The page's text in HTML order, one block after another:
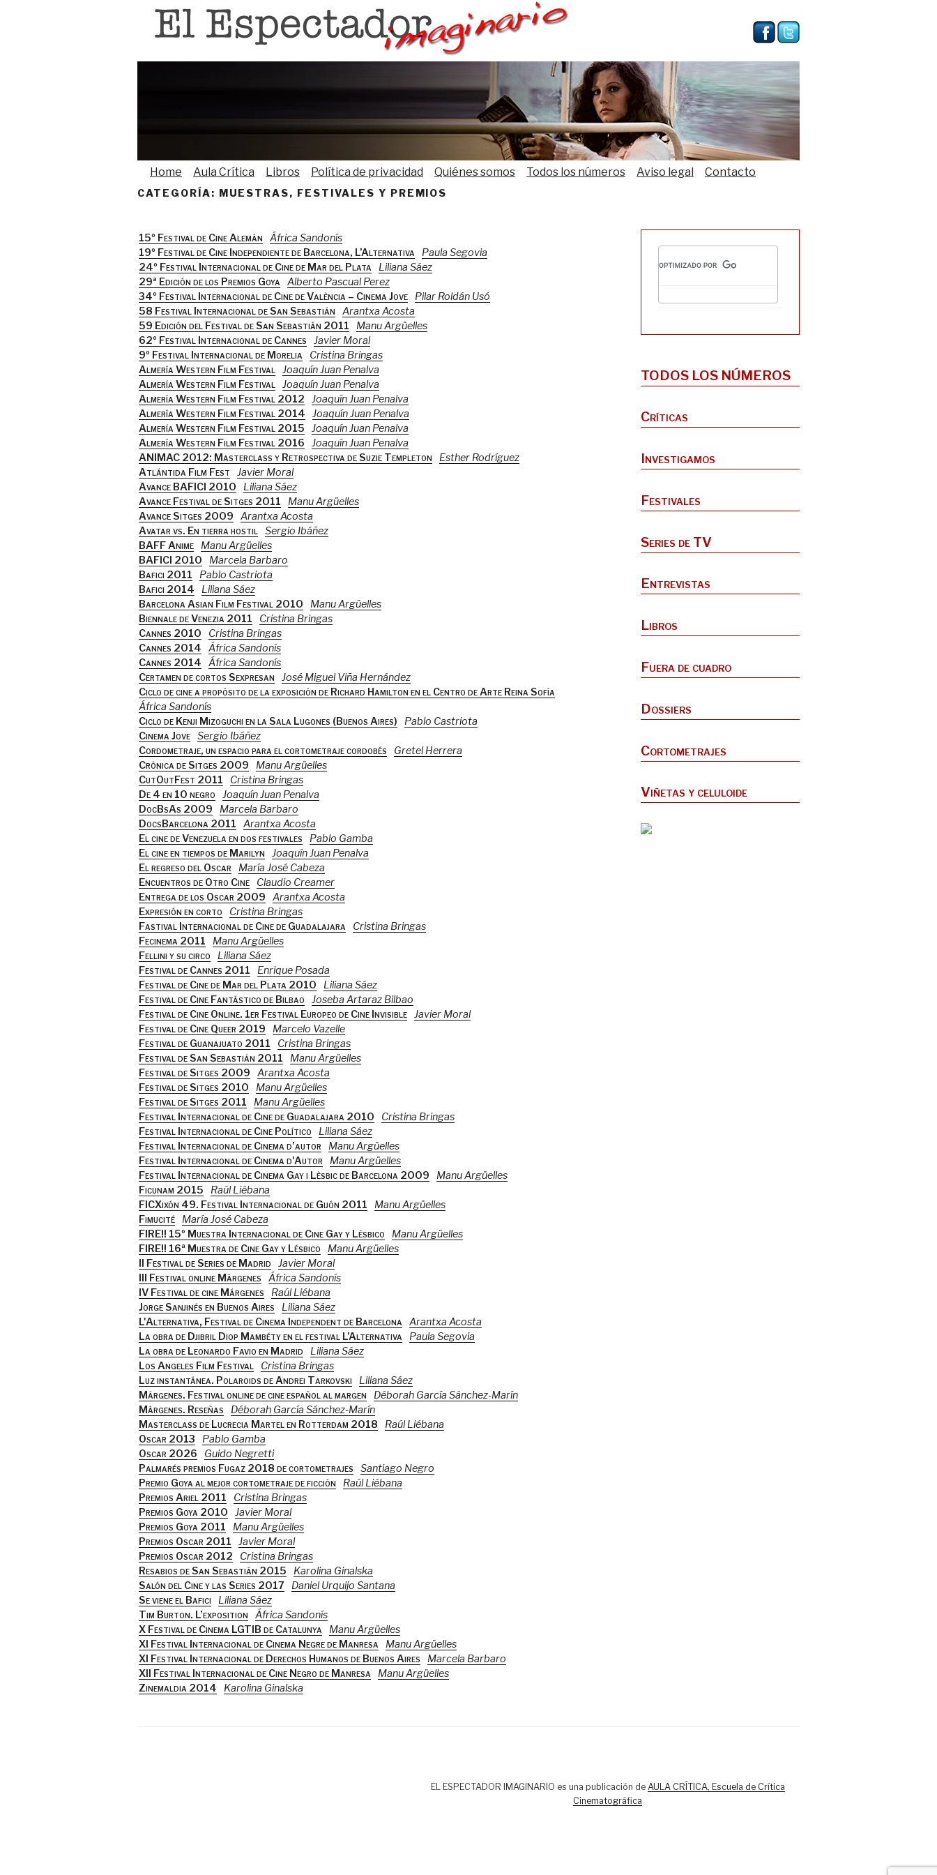
Home Aula Crítica Libros Política de privacidad Quiénes somos Todos los números Aviso legal Contacto
CATEGORÍA: MUESTRAS, FESTIVALES Y PREMIOS
15º Festival de Cine Alemán
África Sandonís
19º Festival de Cine Independiente de Barcelona, L’Alternativa
Paula Segovia
24º Festival Internacional de Cine de Mar del Plata
Liliana Sáez
29ª Edición de los Premios Goya
Alberto Pascual Perez
34º Festival Internacional de Cine de València – Cinema Jove
Pilar Roldán Usó
58 Festival Internacional de San Sebastián
Arantxa Acosta
59 Edición del Festival de San Sebastián 2011
Manu Argüelles
62º Festival Internacional de Cannes
Javier Moral
9º Festival Internacional de Morelia
Cristina Bringas
Almería Western Film Festival
Joaquín Juan Penalva
Almería Western Film Festival
Joaquín Juan Penalva
Almería Western Film Festival 2012
Joaquín Juan Penalva
Almería Western Film Festival 2014
Joaquín Juan Penalva
Almería Western Film Festival 2015
Joaquín Juan Penalva
Almería Western Film Festival 2016
Joaquín Juan Penalva
ANIMAC 2012: Masterclass y Retrospectiva de Suzie Templeton
Esther Rodríguez
Atlántida Film Fest
Javier Moral
Avance BAFICI 2010
Liliana Sáez
Avance Festival de Sitges 2011
Manu Argüelles
Avance Sitges 2009
Arantxa Acosta
Avatar vs. En tierra hostil Sergio Ibáñez
BAFF Anime
Manu Argüelles
BAFICI 2010
Marcela Barbaro
Bafici 2011
Pablo Castriota
Bafici 2014
Liliana Sáez
Barcelona Asian Film Festival 2010
Manu Argüelles
Biennale de Venezia 2011
Cristina Bringas
Cannes 2010
Cristina Bringas
Cannes 2014
África Sandonís
Cannes 2014
África Sandonís
Certamen de cortos Sexpresan
José Miguel Viña Hernández
Ciclo de cine a propósito de la exposición de Richard Hamilton en el Centro de Arte Reina Sofía
África Sandonís
Ciclo de Kenji Mizoguchi en la Sala Lugones (Buenos Aires)
Pablo Castriota
Cinema Jove Sergio Ibáñez
Cordometraje, un espacio para el cortometraje cordobés
Gretel Herrera
Crónica de Sitges 2009
Manu Argüelles
CutOutFest 2011
Cristina Bringas
De 4 en 10 negro
Joaquín Juan Penalva
DocBsAs 2009
Marcela Barbaro
DocsBarcelona 2011
Arantxa Acosta
El cine de Venezuela en dos festivales
Pablo Gamba
El cine en tiempos de Marilyn
Joaquín Juan Penalva
El regreso del Oscar
María José Cabeza
Encuentros de Otro Cine
Claudio Creamer
Entrega de los Oscar 2009
Arantxa Acosta
Expresión en corto
Cristina Bringas
Fastival Internacional de Cine de Guadalajara
Cristina Bringas
Fecinema 2011
Manu Argüelles
Fellini y su circo
Liliana Sáez
Festival de Cannes 2011
Enrique Posada
Festival de Cine de Mar del Plata 2010
Liliana Sáez
Festival de Cine Fantástico de Bilbao
Joseba Artaraz Bilbao
Festival de Cine Online. 1er Festival Europeo de Cine Invisible
Javier Moral
Festival de Cine Queer 2019
Marcelo Vazelle
Festival de Guanajuato 2011
Cristina Bringas
Festival de San Sebastián 2011
Manu Argüelles
Festival de Sitges 2009
Arantxa Acosta
Festival de Sitges 2010
Manu Argüelles
Festival de Sitges 2011
Manu Argüelles
Festival Internacional de Cine de Guadalajara 2010
Cristina Bringas
Festival Internacional de Cine Político
Liliana Sáez
Festival Internacional de Cinema d’autor
Manu Argüelles
Festival Internacional de Cinema d'Autor
Manu Argüelles
Festival Internacional de Cinema Gay i Lèsbic de Barcelona 2009
Manu Argüelles
Ficunam 2015
Raúl Liébana
FICXixón 49. Festival Internacional de Gijón 2011
Manu Argüelles
Fimucité
María José Cabeza
FIRE!! 15º Muestra Internacional de Cine Gay y Lésbico
Manu Argüelles
FIRE!! 16ª Muestra de Cine Gay y Lésbico
Manu Argüelles
II Festival de Series de Madrid
Javier Moral
III Festival online Márgenes
África Sandonís
IV Festival de cine Márgenes
Raúl Liébana
Jorge Sanjinés en Buenos Aires
Liliana Sáez
L'Alternativa, Festival de Cinema Independent de Barcelona
Arantxa Acosta
La obra de Djibril Diop Mambéty en el festival L’Alternativa
Paula Segovia
La obra de Leonardo Favio en Madrid
Liliana Sáez
Los Angeles Film Festival
Cristina Bringas
Luz instantánea. Polaroids de Andrei Tarkovski
Liliana Sáez
Márgenes. Festival online de cine español al margen
Déborah García Sánchez-Marín
Márgenes. Reseñas
Déborah García Sánchez-Marín
Masterclass de Lucrecia Martel en Rotterdam 2018
Raúl Liébana
Oscar 2013
Pablo Gamba
Oscar 2026
Guido Negretti
Palmarés premios Fugaz 2018 de cortometrajes
Santiago Negro
Premio Goya al mejor cortometraje de ficción
Raúl Liébana
Premios Ariel 2011
Cristina Bringas
Premios Goya 2010
Javier Moral
Premios Goya 2011
Manu Argüelles
Premios Oscar 2011
Javier Moral
Premios Oscar 2012
Cristina Bringas
Resabios de San Sebastián 2015
Karolina Ginalska
Salón del Cine y las Series 2017
Daniel Urquijo Santana
Se viene el Bafici
Liliana Sáez
Tim Burton. L’exposition
África Sandonís
X Festival de Cinema LGTIB de Catalunya
Manu Argüelles
XI Festival Internacional de Cinema Negre de Manresa
Manu Argüelles
XI Festival Internacional de Derechos Humanos de Buenos Aires
Marcela Barbaro
XII Festival Internacional de Cine Negro de Manresa
Manu Argüelles
Zinemaldia 2014
Karolina Ginalska
TODOS LOS NÚMEROS
Críticas
Investigamos
Festivales
Series de TV
Entrevistas
Libros
Fuera de cuadro
Dossiers
Cortometrajes
Viñetas y celuloide
EL ESPECTADOR IMAGINARIO es una publicación de AULA CRÍTICA, Escuela de Crítica
Cinematográfica